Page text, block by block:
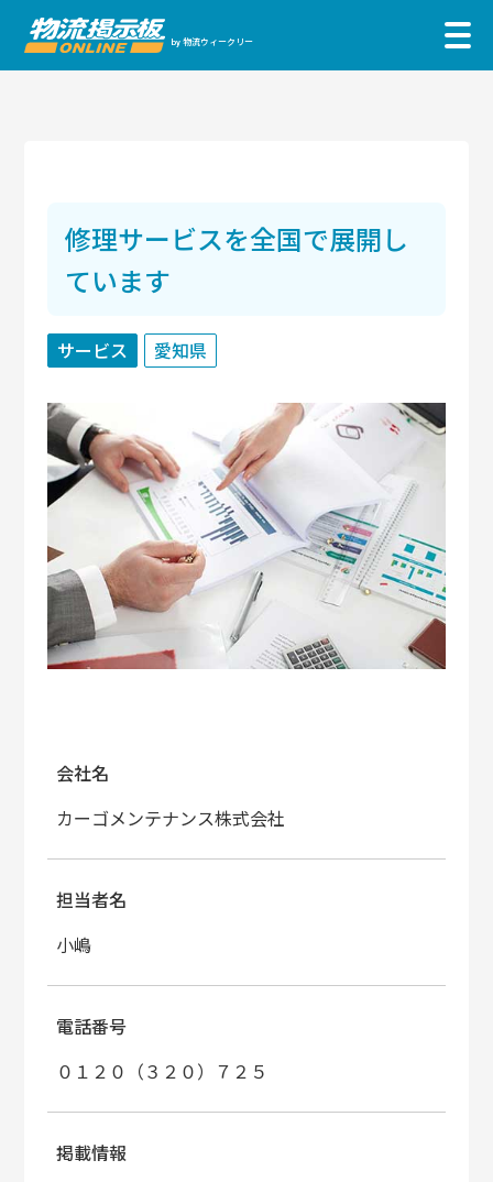
by 物流ウィークリー
修理サービスを全国で展開し
ています
サービス 愛知県
会社名
カーゴメンテナンス株式会社
担当者名
小嶋
電話番号
０１２０（３２０）７２５
掲載情報